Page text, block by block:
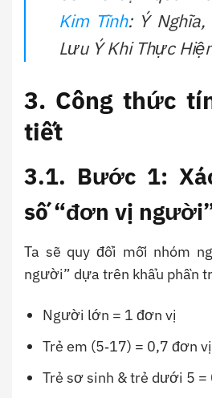
Kim Tĩnh: Ý Nghĩa,
Lưu Ý Khi Thực
3. Công thức
tiết
3.1. Bước 1:
số “đơn vị
Ta sẽ quy đổi mỗi nhóm
người” dựa trên khẩu phần
Người lớn = 1 đơn vị
Trẻ em (5‑17) = 0,7 đơn vị
Trẻ sơ sinh & trẻ dưới 5 =